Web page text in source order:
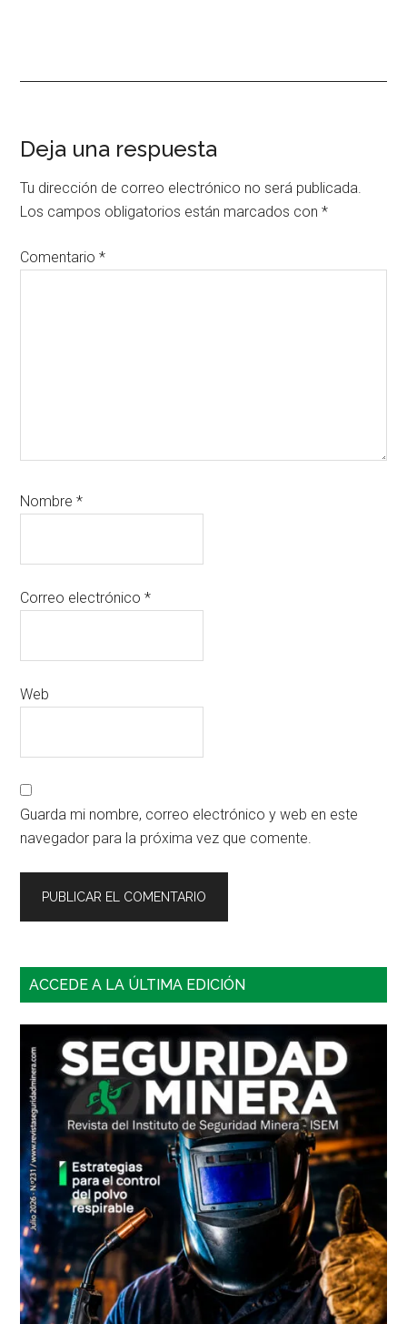
Interacciones
con
los
lectores
Deja una respuesta
Tu dirección de correo electrónico no será publicada.
Los campos obligatorios están marcados con*
Comentario*
Nombre*
Correo electrónico*
Web
Guarda mi nombre, correo electrónico y web en este
navegador para la próxima vez que comente.
Barra
principal
ACCEDE A LA ÚLTIMA EDICIÓN